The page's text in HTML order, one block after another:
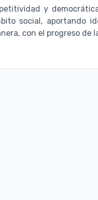
y
social, aportando
con el progreso de